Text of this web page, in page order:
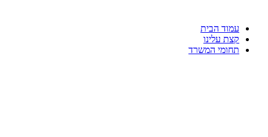
עמוד הבית
קצת עלינו
תחומי המשרד